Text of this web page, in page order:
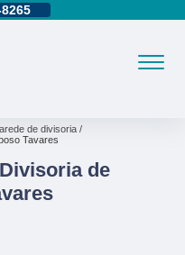
de divisoria
Tavares
de